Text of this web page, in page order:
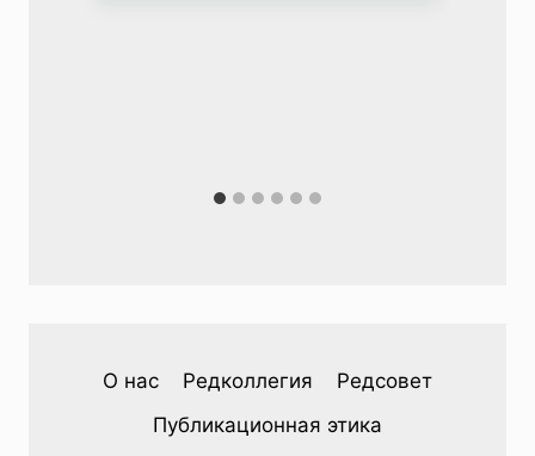
О нас Редколлегия
Редсовет
Публикационная этика